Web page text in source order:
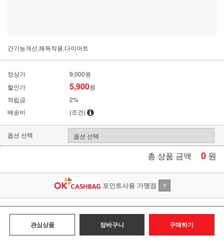
간기능개선,해독작용,다이어트
정상가
9,000원
할인가
5,900원
적립금
2%
배송비
(조건)
옵션 선택
총 상품 금액 0 원
포인트사용 가맹점 ?
관심상품 장바구니 구매하기